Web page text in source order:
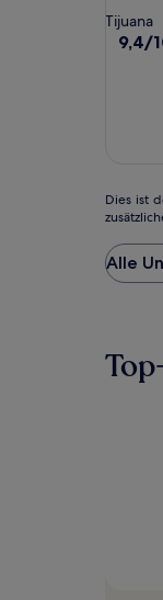
Inn
Tijuana
Sterne-
Tijuana
9.4
9,4/
Dies
ist
der
Preis
in
den
Dies ist
Alle